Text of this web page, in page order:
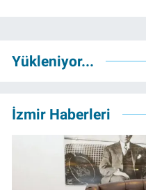
Yükleniyor...
İzmir Haberleri